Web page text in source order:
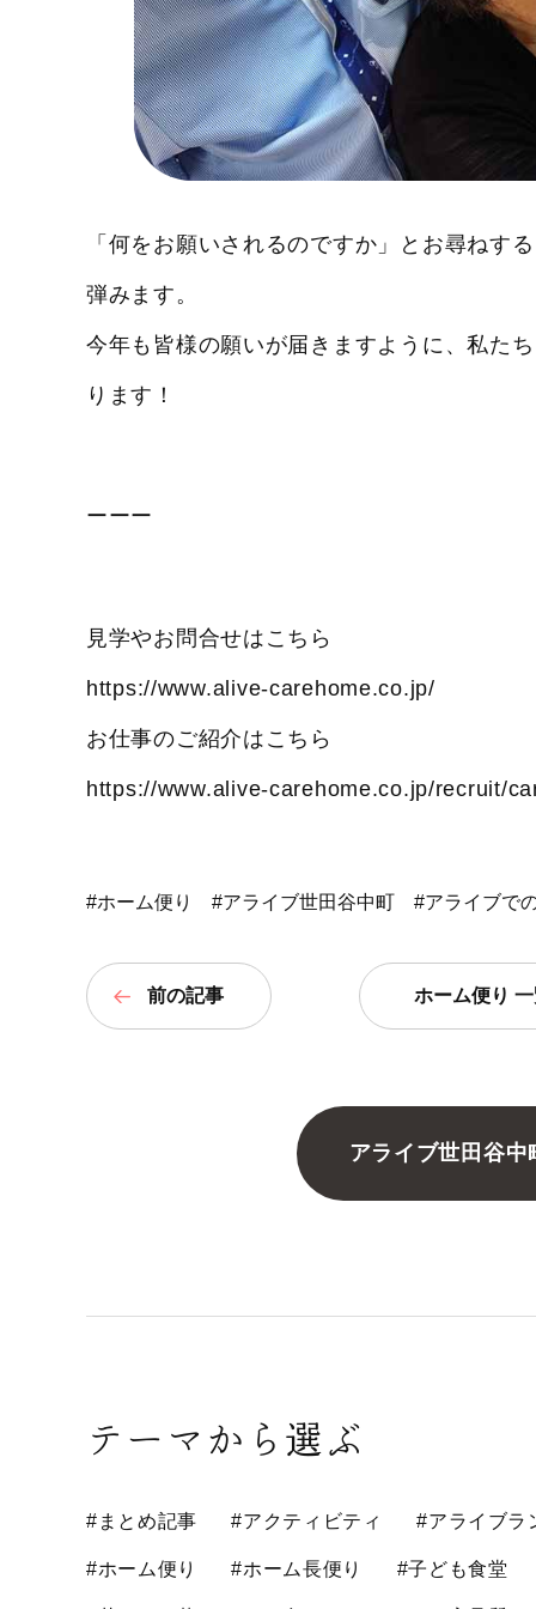
「何をお願いされるのですか」とお尋ねす
弾みます。
今年も皆様の願いが届きますように、私た
ります！
ーーー
見学やお問合せはこちら
https://www.alive-carehome.co.jp/
お仕事のご紹介はこちら
https://www.alive-carehome.co.jp/recruit/
#ホーム便り #アライブ世田谷中町 #アライブで
前の記事 ホーム便り
アライブ世田谷
テーマから選ぶ
#まとめ記事 #アクティビティ #アライブラ
#ホーム便り #ホーム長便り #子ども食堂